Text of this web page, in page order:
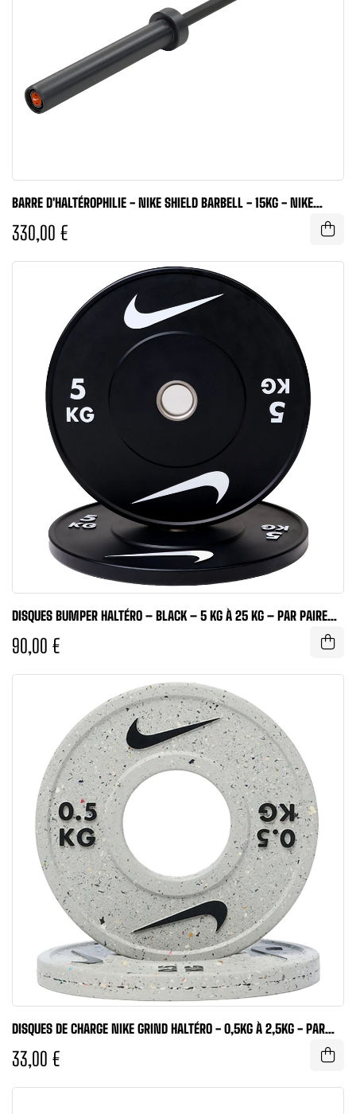
BARRE D'HALTÉROPHILIE - NIKE SHIELD BARBELL - 15KG - NIKE
330,00 €
DISQUES BUMPER HALTÉRO – BLACK – 5 KG À 25 KG – PAR PAIRE
90,00 €
DISQUES DE CHARGE NIKE GRIND HALTÉRO - 0,5KG À 2,5KG - PAR
33,00 €